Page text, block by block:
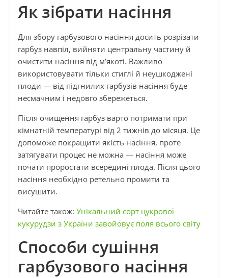
Як зібрати насіння
Для збору гарбузового насіння досить розрізати
гарбуз навпіл, вийняти центральну частину й
очистити насіння від м’якоті. Важливо
використовувати тільки стиглі й неушкоджені
плоди — від підгнилих гарбузів насіння буде
несмачним і недовго збережеться.
Після очищення гарбуз варто потримати при
кімнатній температурі від 2 тижнів до місяця. Це
допоможе покращити якість насіння, проте
затягувати процес не можна — насіння може
почати проростати всередині плода. Після цього
насіння необхідно ретельно промити та
висушити.
Читайте також: Унікальний сорт цукрової
кукурудзи з України завойовує поля всього світу
Способи сушіння
гарбузового насіння